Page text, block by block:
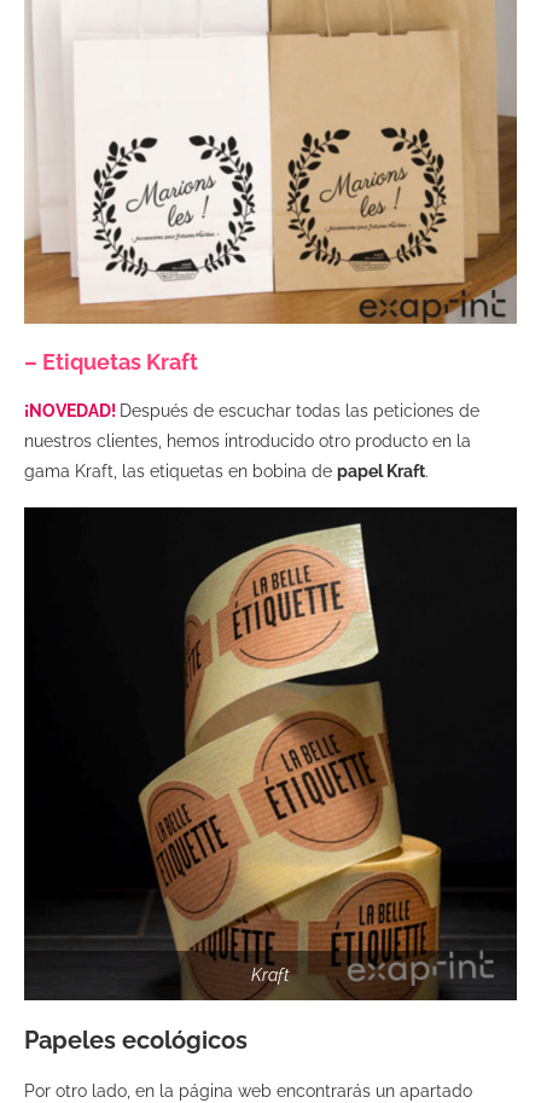
– Etiquetas Kraft
¡NOVEDAD! Después de escuchar todas las peticiones de
nuestros clientes, hemos introducido otro producto en la
gama Kraft, las etiquetas en bobina de papel Kraft.
Kraft
Papeles ecológicos
Por otro lado, en la página web encontrarás un apartado